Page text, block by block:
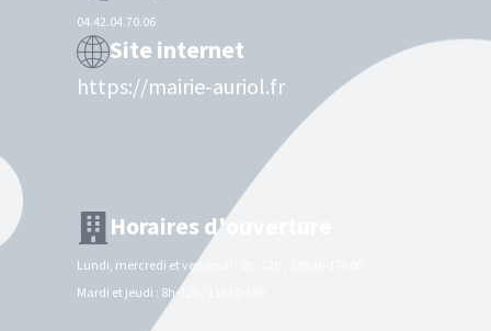
04.42.04.70.06
Site internet
https://mairie-auriol.fr
Horaires d'ouverture
Lundi, mercredi et vendredi : 8h- 12h / 13h30-17h00
Mardi et jeudi : 8h-12h/ 13h30-18h